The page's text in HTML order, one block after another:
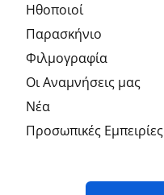
Hθοποιοί
Παρασκήνιο
Φιλμογραφία
Οι Αναμνήσεις μας
Νέα
Προσωπικές Εμπειρίες